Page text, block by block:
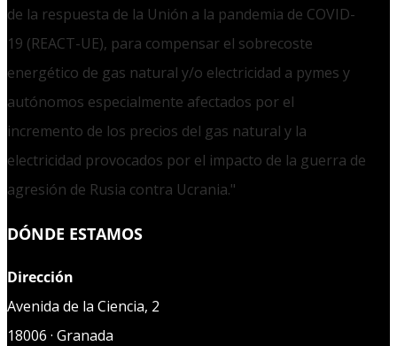
de la respuesta de la Unión a la pandemia de COVID-
19 (REACT-UE), para compensar el sobrecoste
energético de gas natural y/o electricidad a pymes y
autónomos especialmente afectados por el
incremento de los precios del gas natural y la
electricidad provocados por el impacto de la guerra de
agresión de Rusia contra Ucrania."
DÓNDE ESTAMOS
Dirección
Avenida de la Ciencia, 2
18006 · Granada